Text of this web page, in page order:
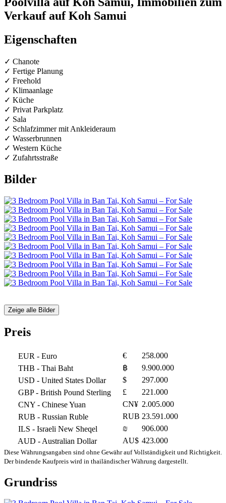
Verkauf auf Koh Samui
Eigenschaften
✓ Chanote
✓ Fertige Planung
✓ Freehold
✓ Klimaanlage
✓ Küche
✓ Privat Parkplatz
✓ Sala
✓ Schlafzimmer mit Ankleideraum
✓ Wasserbrunnen
✓ Western Küche
✓ Zufahrtsstraße
Bilder
Zeige alle Bilder
Preis
EUR - Euro €
258.000
THB - Thai Baht ฿
9.900.000
USD - United States Dollar $
297.000
GBP- British Pound Sterling £
221.000
CNY - Chinese Yuan CN¥ 2.005.000
RUB - Russian Ruble RUB 23.591.000
ILS - Israeli New Sheqel ₪
906.000
AUD - Australian Dollar AU$ 423.000
Diese Währungsangaben sind ohne Gewähr auf Vollständigkeit und Richtigkeit.
Der bindende Kaufpreis wird in thailändischer Währung dargestellt.
Grundriss